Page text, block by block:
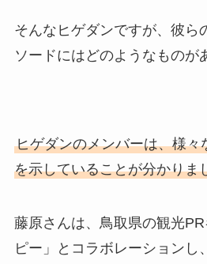
そんなヒゲダンですが、彼ら
ソードにはどのようなものが
ヒゲダンのメンバーは、様々
を示していることが分かりま
藤原さんは、鳥取県の観光
ピー」とコラボレーションし